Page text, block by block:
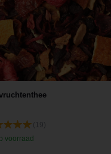
voorraad